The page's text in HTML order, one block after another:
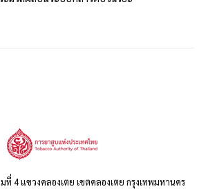
ที่ 4 แขวงคลองเตย เขตคลองเตย กรุงเทพมหานคร